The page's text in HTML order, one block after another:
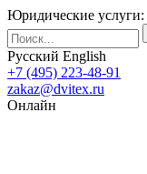
Юридические услуги:
Русский English
+7 (495) 223-48-91
zakaz@dvitex.ru
Онлайн